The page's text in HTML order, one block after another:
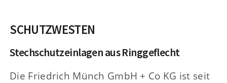
SCHUTZWESTEN
Stechschutzeinlagen aus Ringgeflecht
Die Friedrich Münch GmbH + Co KG ist seit